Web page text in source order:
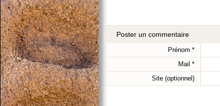
Poster un commentaire
Prénom *
Mail *
Site (optionnel)